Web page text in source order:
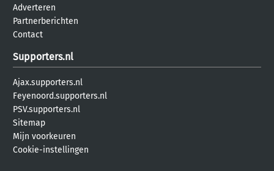
Adverteren
Partnerberichten
Contact
Supporters.nl
Ajax.supporters.nl
Feyenoord.supporters.nl
PSV.supporters.nl
Sitemap
Mijn voorkeuren
Cookie-instellingen